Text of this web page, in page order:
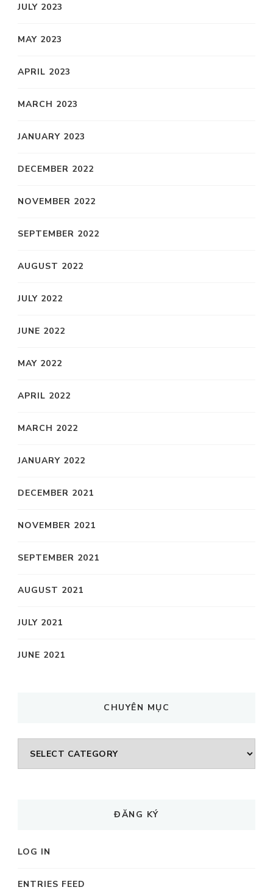
JULY 2023
MAY 2023
APRIL 2023
MARCH 2023
JANUARY 2023
DECEMBER 2022
NOVEMBER 2022
SEPTEMBER 2022
AUGUST 2022
JULY 2022
JUNE 2022
MAY 2022
APRIL 2022
MARCH 2022
JANUARY 2022
DECEMBER 2021
NOVEMBER 2021
SEPTEMBER 2021
AUGUST 2021
JULY 2021
JUNE 2021
CHUYÊN MỤC
CHUYÊN
MỤC
ĐĂNG KÝ
LOG IN
ENTRIES FEED